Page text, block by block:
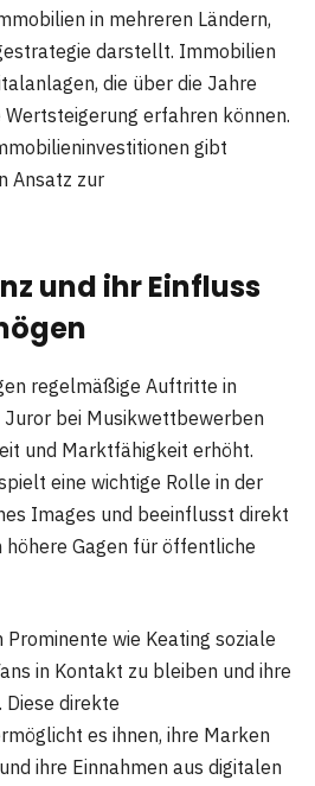
in mehreren Ländern,
darstellt. Immobilien
die über die Jahre
erfahren können.
gibt
Ansatz zur
und ihr Einfluss
regelmäßige Auftritte in
Juror bei Musikwettbewerben
und Marktfähigkeit erhöht.
eine wichtige Rolle in der
Images und beeinflusst direkt
höhere Gagen für öffentliche
wie Keating soziale
in Kontakt zu bleiben und ihre
direkte
es ihnen, ihre Marken
ihre Einnahmen aus digitalen